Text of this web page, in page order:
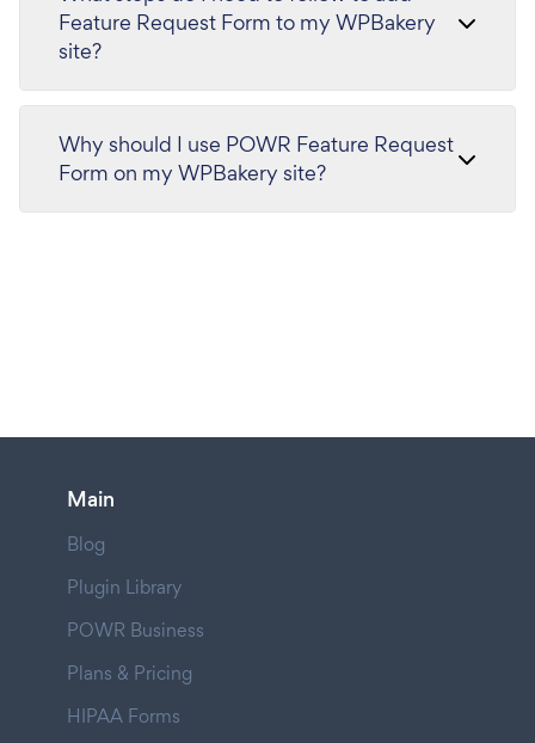
Feature Request Form to my WPBakery
site?
Why should I use POWR Feature Request
Form on my WPBakery site?
Main
Blog
Plugin Library
POWR Business
Plans & Pricing
HIPAA Forms